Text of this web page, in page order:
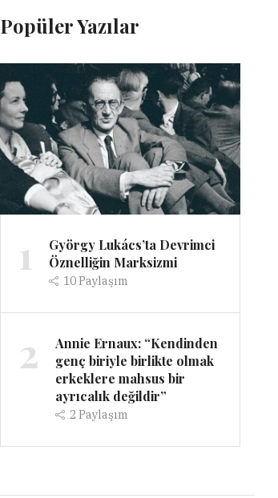
Popüler Yazılar
1
György Lukács’ta Devrimci
Öznelliğin Marksizmi
10Paylaşım
2
Annie Ernaux: “Kendinden
genç biriyle birlikte olmak
erkeklere mahsus bir
ayrıcalık değildir”
2Paylaşım